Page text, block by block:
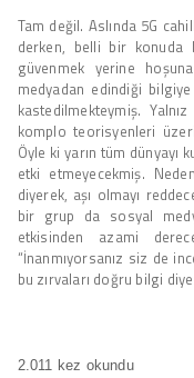
Tam değil. Aslında 5G
derken, belli bir konuda
güvenmek yerine
medyadan edindiği
kastedilmekteymiş.
komplo teorisyenleri
Öyle ki yarın tüm dünyayı
etki etmeyecekmiş.
diyerek, aşı olmayı
bir grup da sosyal
etkisinden azami
“İnanmıyorsanız siz de
bu zırvaları doğru bilgi
2.011 kez okundu